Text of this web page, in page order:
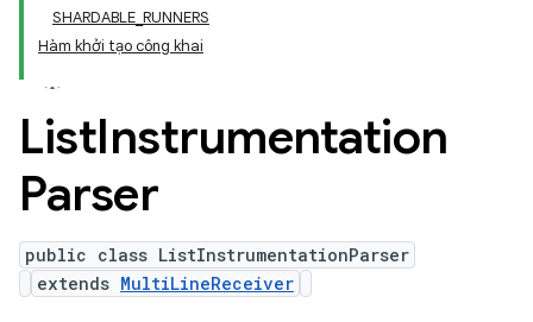
SHARDABLE_RUNNERS
Hàm khởi tạo công khai
ListInstrumentation
Parser
public class ListInstrumentationParser
extends MultiLineReceiver